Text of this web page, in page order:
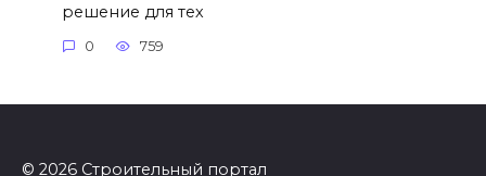
решение для тех
0 759
© 2026 Строительный портал